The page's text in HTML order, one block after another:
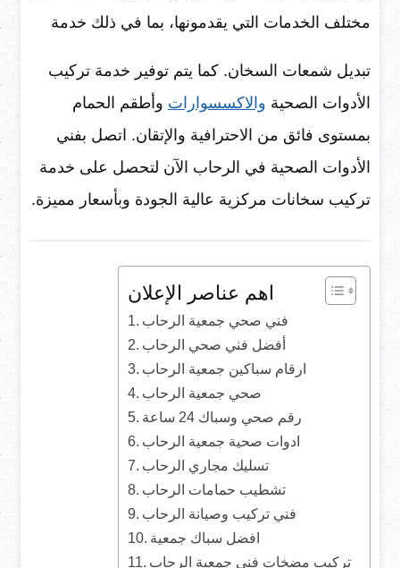
مختلف الخدمات التي يقدمونها، بما في ذلك خدمة
تبديل شمعات السخان. كما يتم توفير خدمة تركيب
الأدوات الصحية والاكسسوارات وأطقم الحمام
بمستوى فائق من الاحترافية والإتقان. اتصل بفني
الأدوات الصحية في الرحاب الآن لتحصل على خدمة
تركيب سخانات مركزية عالية الجودة وبأسعار مميزة.
اهم عناصر الإعلان
فني صحي جمعية الرحاب
أفضل فني صحي الرحاب
ارقام سباكين جمعية الرحاب
صحي جمعية الرحاب
رقم صحي وسباك 24 ساعة
ادوات صحية جمعية الرحاب
تسليك مجاري الرحاب
تشطيب حمامات الرحاب
فني تركيب وصيانة الرحاب
افضل سباك جمعية
تركيب مضخات فني جمعية الرحاب